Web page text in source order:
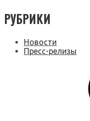
РУБРИКИ
Новости
Пресс-релизы